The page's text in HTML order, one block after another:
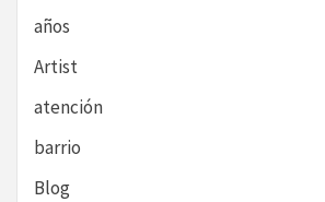
años
Artist
atención
barrio
Blog